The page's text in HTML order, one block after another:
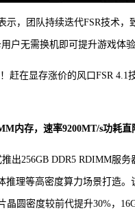
示，团队持续迭代FSR技术
户无需换机即可提升游戏体
赶在显存涨价的风口FSR
内存，速率9200MT/s功耗直
出256GB DDR5 RDIMM服
理等高密度算力场景打造
圆密度较前代提升30%，